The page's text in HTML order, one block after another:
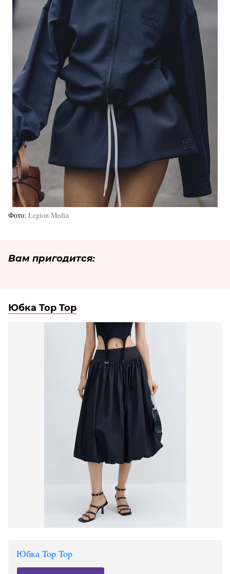
Фото Legion Media
Вам пригодится:
Юбка Top Top
Юбка Top Top